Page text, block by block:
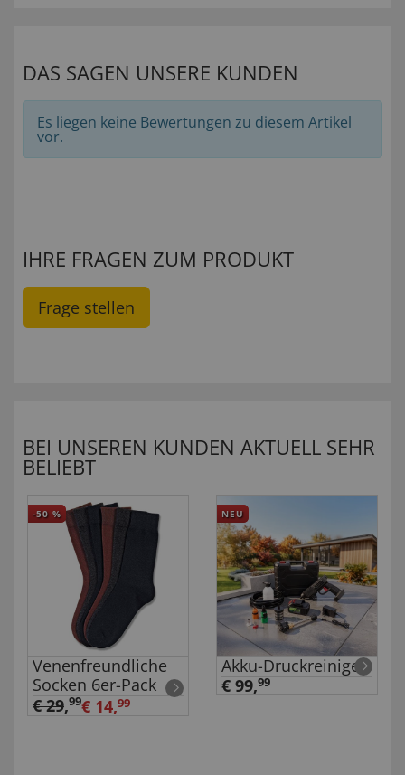
DAS SAGEN UNSERE KUNDEN
Es liegen keine Bewertungen zu diesem Artikel
vor.
IHRE FRAGEN ZUM PRODUKT
Frage stellen
BEI UNSEREN KUNDEN AKTUELL SEHR
BELIEBT
-50 %
Venenfreundliche
Socken 6er-Pack
€ 29,99€ 14,99
NEU
Akku-Druckreiniger
€ 99,99